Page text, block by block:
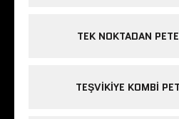
TEK NOKTADAN
TEŞVIKIYE KOMBI